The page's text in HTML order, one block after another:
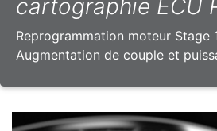
cartographie ECU
Reprogrammation moteur Stage
Augmentation de couple et